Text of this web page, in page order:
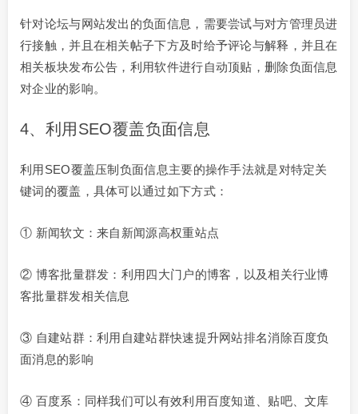
针对论坛与网站发出的负面信息，需要尝试与对方管理员进
行接触，并且在相关帖子下方及时给予评论与解释，并且在
相关板块发布公告，利用软件进行自动顶贴，删除负面信息
对企业的影响。
4、利用SEO覆盖负面信息
利用SEO覆盖压制负面信息主要的操作手法就是对特定关
键词的覆盖，具体可以通过如下方式：
① 新闻软文：来自新闻源高权重站点
② 博客批量群发：利用四大门户的博客，以及相关行业博
客批量群发相关信息
③ 自建站群：利用自建站群快速提升网站排名消除百度负
面消息的影响
④ 百度系：同样我们可以有效利用百度知道、贴吧、文库